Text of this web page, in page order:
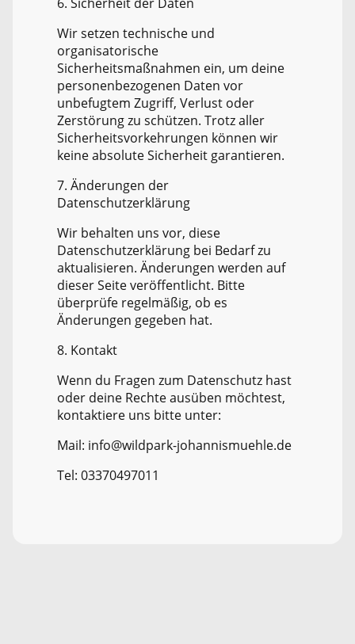
Wir setzen technische und
organisatorische
Sicherheitsmaßnahmen ein, um deine
personenbezogenen Daten vor
unbefugtem Zugriff, Verlust oder
Zerstörung zu schützen. Trotz aller
Sicherheitsvorkehrungen können wir
keine absolute Sicherheit garantieren.
7. Änderungen der
Datenschutzerklärung
Wir behalten uns vor, diese
Datenschutzerklärung bei Bedarf zu
aktualisieren. Änderungen werden auf
dieser Seite veröffentlicht. Bitte
überprüfe regelmäßig, ob es
Änderungen gegeben hat.
8. Kontakt
Wenn du Fragen zum Datenschutz hast
oder deine Rechte ausüben möchtest,
kontaktiere uns bitte unter:
Mail: info@wildpark-johannismuehle.de
Tel: 03370497011